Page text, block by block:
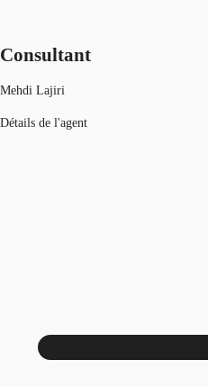
Consultant
Mehdi Lajiri
Détails de l'agent